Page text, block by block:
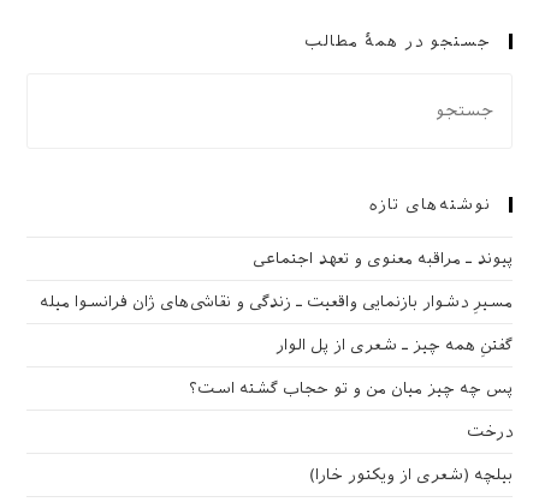
جستجو در همهٔ مطالب
نوشته‌های تازه
پیوند ـ مراقبه‌ معنوی و تعهد اجتماعی
مسیرِ دشوار بازنمایی واقعیت ـ زندگی و نقاشی‌های ژان فرانسوا میله
گفتنِ همه چیز ـ شعری از پل الوار
پس چه چیز میان من و تو حجاب گشته است؟
درخت
بیلچه (شعری از ویکتور خارا)